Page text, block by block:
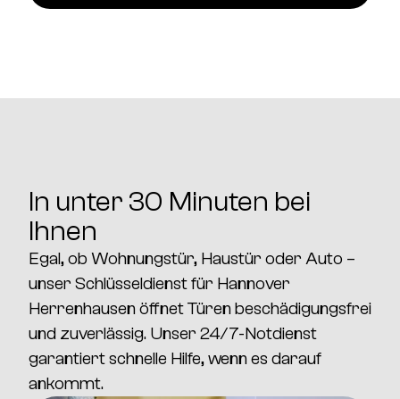
In unter 30 Minuten bei
Ihnen
Egal, ob Wohnungstür, Haustür oder Auto –
unser Schlüsseldienst für Hannover
Herrenhausenöffnet Türen beschädigungsfrei
und zuverlässig. Unser 24/7-Notdienst
garantiert schnelle Hilfe, wenn es darauf
ankommt.